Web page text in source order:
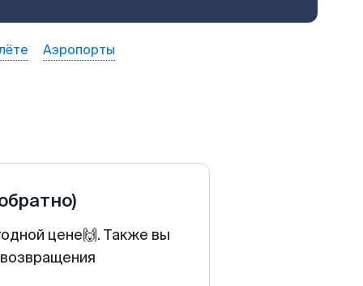
Аэропорты
цене🙌. Также вы